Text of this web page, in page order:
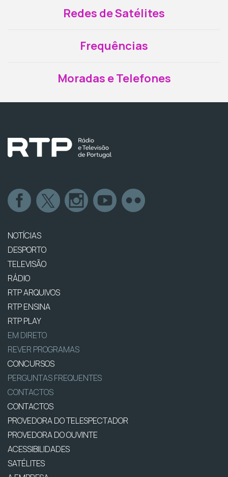
Redes de Satélites
Frequências
Moradas e Telefones
NOTÍCIAS
DESPORTO
TELEVISÃO
RÁDIO
RTP ARQUIVOS
RTP ENSINA
RTP PLAY
EM DIRETO
REVER PROGRAMAS
CONCURSOS
PERGUNTAS FREQUENTES
CONTACTOS
CONTACTOS
PROVEDORA DO TELESPECTADOR
PROVEDORA DO OUVINTE
ACESSIBILIDADES
SATÉLITES